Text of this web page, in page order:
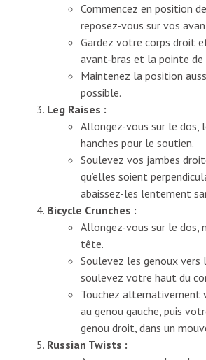
Commencez en position
reposez-vous sur vos
Gardez votre corps droit
avant-bras et la pointe de
Maintenez la position
possible.
Leg Raises :
Allongez-vous sur le dos,
hanches pour le soutien.
Soulevez vos jambes
qu’elles soient
abaissez-les lentement
Bicycle Crunches :
Allongez-vous sur le dos,
tête.
Soulevez les genoux
soulevez votre haut du
Touchez alternativement
au genou gauche, puis
genou droit, dans un
Russian Twists :